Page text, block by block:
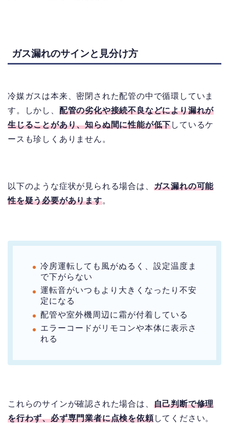
ガス漏れのサインと見分け方
冷媒ガスは本来、密閉された配管の中で循環していま
す。しかし、 配管の劣化や接続不良などにより漏れが
生じることがあり、知らぬ間に性能が低下しているケ
ースも珍しくありません。
以下のような症状が見られる場合は、 ガス漏れの可能
性を疑う必要があります。
冷房運転しても風がぬるく、設定温度ま
で下がらない
運転音がいつもより大きくなったり不安
定になる
配管や室外機周辺に霜が付着している
エラーコードがリモコンや本体に表示さ
れる
これらのサインが確認された場合は、 自己判断で修理
を行わず、必ず専門業者に点検を依頼してください。